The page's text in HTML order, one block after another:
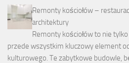
Remonty kościołów –
architektury
Remonty kościołów to nie
przede wszystkim kluczowy element
kulturowego. Te zabytkowe budowle,